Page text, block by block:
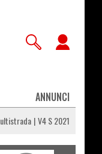
ANNUNCI
V4 S 2021